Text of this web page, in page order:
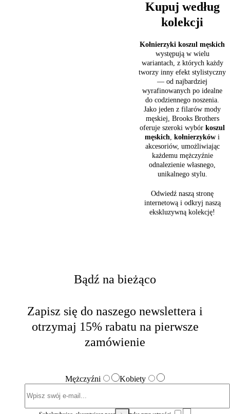
Kupuj według
kolekcji
Kołnierzyki koszul męskich
występują w wielu
wariantach, z których każdy
tworzy inny efekt stylistyczny
— od najbardziej
wyrafinowanych po idealne
do codziennego noszenia.
Jako jeden z filarów mody
męskiej, Brooks Brothers
oferuje szeroki wybór koszul
męskich kołnierzyków i
akcesoriów, umożliwiając
każdemu mężczyźnie
odnalezienie własnego,
unikalnego stylu.
Odwiedź naszą stronę
internetową i odkryj naszą
ekskluzywną kolekcję!
Bądź na bieżąco
Zapisz się do naszego newslettera i
otrzymaj 15% rabatu na pierwsze
zamówienie
Mężczyźni Kobiety